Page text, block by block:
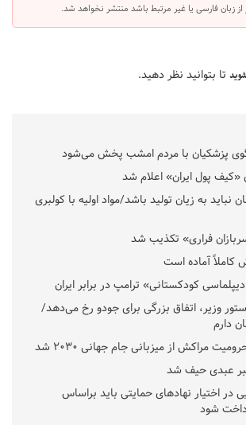
از زبان فارسی یا غیر مرتبط باشد منتشر نخواهد شد.
تا بتوانید نظر دهید.
پزشکیان با مردم امشب پخش می‌شود
پول ایران» اعلام شد
نباید به زیان تولید باشد/مواد اولیه با کولبری
فراری» تکذیب شد
کاملاً آماده است
کودکستانی» ترامپ در برابر ایران
وزیر، اتفاق بزرگی برای جودو رخ می‌دهد/
دارم
مراکش از میزبانی جام جهانی ۲۰۳۰ شد
عبدی حیف شد
در اختیار نهادهای حمایتی باید براساس
شود